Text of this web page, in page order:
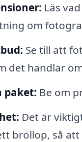
Läs
om
Se till att
det handlar
paket: Be om
Det är
bröllop, så att